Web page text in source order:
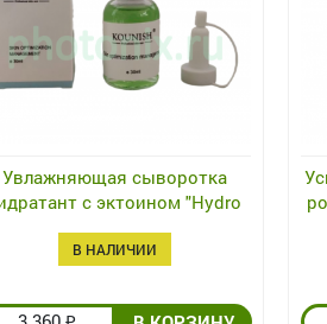
Увлажняющая сыворотка
с эктоином "Hydro
В НАЛИЧИИ